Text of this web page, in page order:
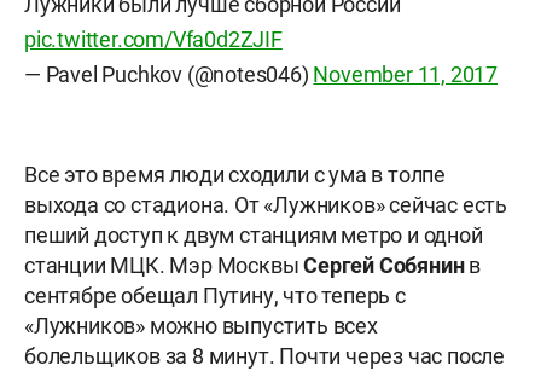
pic.twitter.com/Vfa0d2ZJIF
— Pavel Puchkov (@notes046) November 11, 2017
Все это время люди сходили с ума в толпе
выхода со стадиона. От «Лужников» сейчас есть
пеший доступ к двум станциям метро и одной
станции МЦК. Мэр МосквыСергей Собянинв
сентябре обещал Путину, что теперь с
«Лужников» можно выпустить всех
болельщиков за 8 минут. Почти через час после